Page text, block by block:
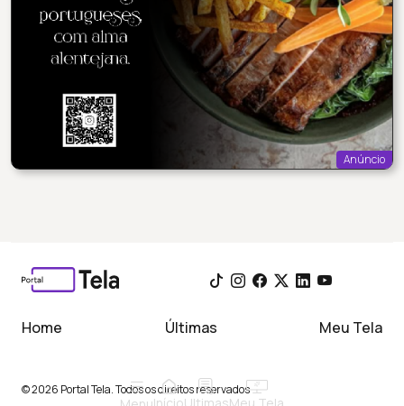
Anúncio
Home Últimas Meu Tela
© 2026 Portal Tela. Todos os direitos reservados